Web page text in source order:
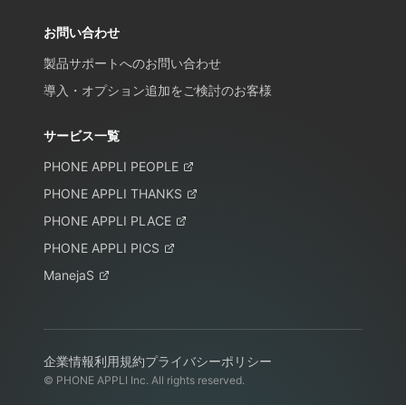
お問い合わせ
製品サポートへのお問い合わせ
導入・オプション追加をご検討のお客様
サービス一覧
PHONE APPLI PEOPLE
PHONE APPLI THANKS
PHONE APPLI PLACE
PHONE APPLI PICS
ManejaS
企業情報利用規約プライバシーポリシー
© PHONE APPLI Inc. All rights reserved.